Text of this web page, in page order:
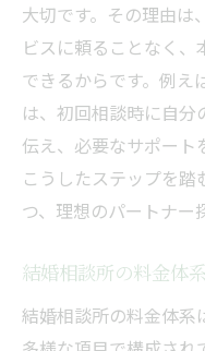
大切です。その理由は
ビスに頼ることなく
できるからです。例え
は、初回相談時に自分
伝え、必要なサポート
こうしたステップを
つ、理想のパートナー
結婚相談所の料金体
結婚相談所の料金体系